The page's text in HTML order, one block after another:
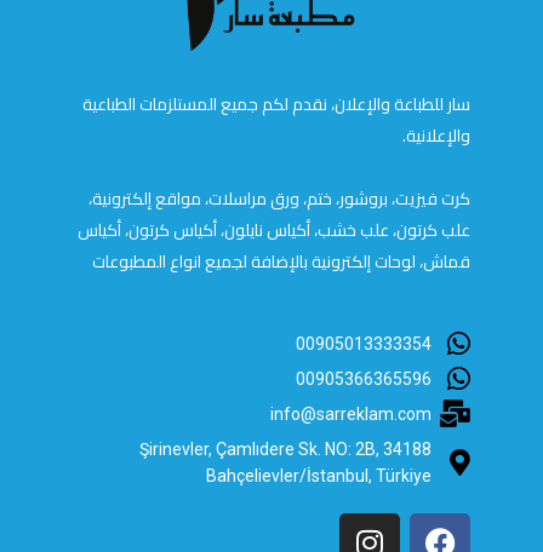
سار للطباعة والإعلان، نقدم لكم جميع المستلزمات الطباعية
والإعلانية.
كرت فيزيت، بروشور، ختم، ورق مراسلات، مواقع إلكترونية،
علب كرتون، علب خشب، أكياس نايلون، أكياس كرتون، أكياس
قماش، لوحات إلكترونية بالإضافة لجميع انواع المطبوعات
00905013333354
00905366365596
info@sarreklam.com
Şirinevler, Çamlıdere Sk. NO: 2B, 34188
Bahçelievler/İstanbul, Türkiye